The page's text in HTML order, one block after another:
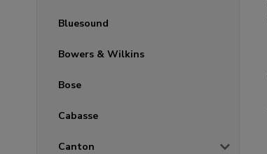
Bluesound
Bowers & Wilkins
Bose
Cabasse
Canton